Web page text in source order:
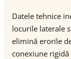
Datele tehnice
locurile laterale
elimină erorile
conexiune